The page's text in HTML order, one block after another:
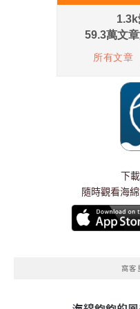
下載
隨時觀看海
窩客